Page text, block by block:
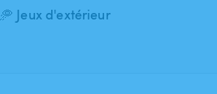
🥏 Jeux d'extérieur